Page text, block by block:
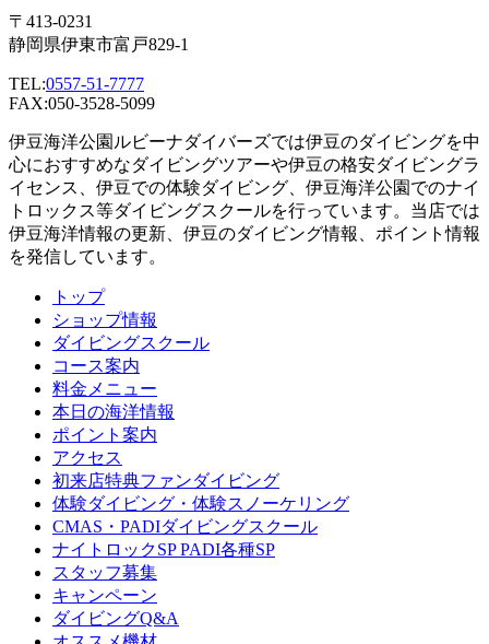
〒413-0231
静岡県伊東市富戸829-1
TEL:0557-51-7777
FAX:050-3528-5099
伊豆海洋公園ルビーナダイバーズでは伊豆のダイビングを中
心におすすめなダイビングツアーや伊豆の格安ダイビングラ
イセンス、伊豆での体験ダイビング、伊豆海洋公園でのナイ
トロックス等ダイビングスクールを行っています。当店では
伊豆海洋情報の更新、伊豆のダイビング情報、ポイント情報
を発信しています。
トップ
ショップ情報
ダイビングスクール
コース案内
料金メニュー
本日の海洋情報
ポイント案内
アクセス
初来店特典ファンダイビング
体験ダイビング・体験スノーケリング
CMAS・PADIダイビングスクール
ナイトロックSP PADI各種SP
スタッフ募集
キャンペーン
ダイビングQ&A